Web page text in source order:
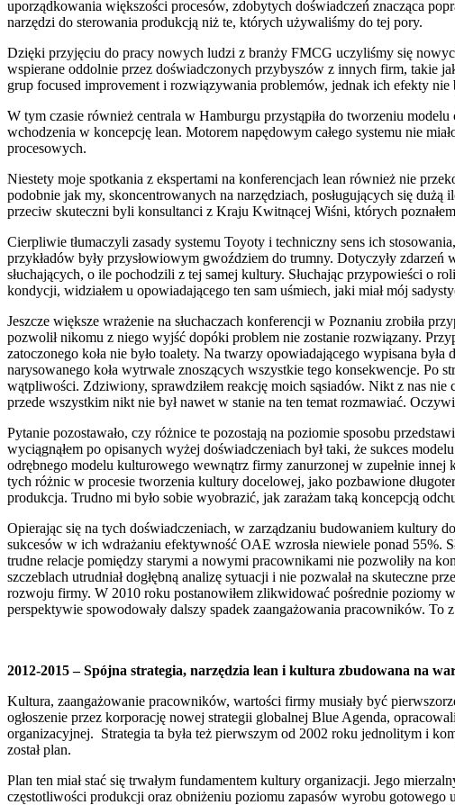
uporządkowania większości procesów, zdobytych doświadczeń znacząca
narzędzi do sterowania produkcją niż te, których używaliśmy do tej pory.
Dzięki przyjęciu do pracy nowych ludzi z branży FMCG uczyliśmy się
wspierane oddolnie przez doświadczonych przybyszów z innych firm, takie
grup focused improvement i rozwiązywania problemów, jednak ich efekty nie
W tym czasie również centrala w Hamburgu przystąpiła do tworzeniu
wchodzenia w koncepcję lean. Motorem napędowym całego systemu nie
procesowych.
Niestety moje spotkania z ekspertami na konferencjach lean również nie
podobnie jak my, skoncentrowanych na narzędziach, posługujących się
przeciw skuteczni byli konsultanci z Kraju Kwitnącej Wiśni, których
Cierpliwie tłumaczyli zasady systemu Toyoty i techniczny sens ich
przykładów były przysłowiowym gwoździem do trumny. Dotyczyły
słuchających, o ile pochodzili z tej samej kultury. Słuchając przypowieści o
kondycji, widziałem u opowiadającego ten sam uśmiech, jaki miał mój
Jeszcze większe wrażenie na słuchaczach konferencji w Poznaniu zrobiła
pozwolił nikomu z niego wyjść dopóki problem nie zostanie rozwiązany.
zatoczonego koła nie było toalety. Na twarzy opowiadającego wypisana
narysowanego koła wytrwale znoszących wszystkie tego konsekwencje. Po
wątpliwości. Zdziwiony, sprawdziłem reakcję moich sąsiadów. Nikt z nas
przede wszystkim nikt nie był nawet w stanie na ten temat rozmawiać.
Pytanie pozostawało, czy różnice te pozostają na poziomie sposobu
wyciągnąłem po opisanych wyżej doświadczeniach był taki, że sukces
odrębnego modelu kulturowego wewnątrz firmy zanurzonej w zupełnie
tych różnic w procesie tworzenia kultury docelowej, jako pozbawione
produkcja. Trudno mi było sobie wyobrazić, jak zarażam taką koncepcją
Opierając się na tych doświadczeniach, w zarządzaniu budowaniem kultury
sukcesów w ich wdrażaniu efektywność OAE wzrosła niewiele ponad 55%.
trudne relacje pomiędzy starymi a nowymi pracownikami nie pozwoliły na
szczeblach utrudniał dogłębną analizę sytuacji i nie pozwalał na skuteczne
rozwoju firmy. W 2010 roku postanowiłem zlikwidować pośrednie poziomy
perspektywie spowodowały dalszy spadek zaangażowania pracowników. To
2012-2015 – Spójna strategia, narzędzia lean i kultura zbudowana na
Kultura, zaangażowanie pracowników, wartości firmy musiały być
ogłoszenie przez korporację nowej strategii globalnej Blue Agenda,
organizacyjnej. Strategia ta była też pierwszym od 2002 roku jednolitym i
został plan.
Plan ten miał stać się trwałym fundamentem kultury organizacji. Jego
częstotliwości produkcji oraz obniżeniu poziomu zapasów wyrobu